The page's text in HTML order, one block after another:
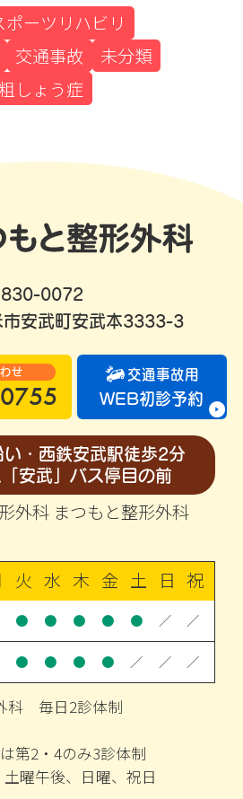
ポーツリハビリ
交通事故
未分類
しょう症
830-0072
市安武町安武本3333-3
せ 交通事故用
WEB初診予約
い・西鉄安武駅徒歩2分
安武」バス停目の前
外科 まつもと整形外科
火 水 木 金 土 日 祝
● ● ● ● ● ／ ／
● ● ● ● ／ ／ ／
科 毎日2診体制
第2・4のみ3診体制
曜午後、日曜、祝日